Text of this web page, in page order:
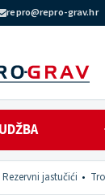
repro@repro-grav.hr
Rezervni jastučići